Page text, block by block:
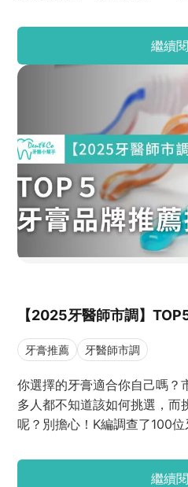
推薦產品，以及選擇漱口水時
繼續
【2025牙醫師市調】
牙膏推薦 牙醫師市調
你選擇的牙膏適合你自己嗎？
多人都不知道該如何挑選，而
呢？別擔心！K編調查了100
薦產品，以及選擇牙膏時應該
文章可以幫助你找到最適合自
繼續